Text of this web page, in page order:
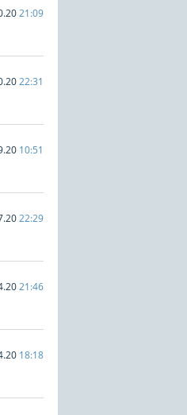
21:09
22:31
10:51
22:29
21:46
18:18